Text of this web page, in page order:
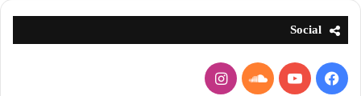
Social
فيسبوكيوتيوبساوندانستقرام